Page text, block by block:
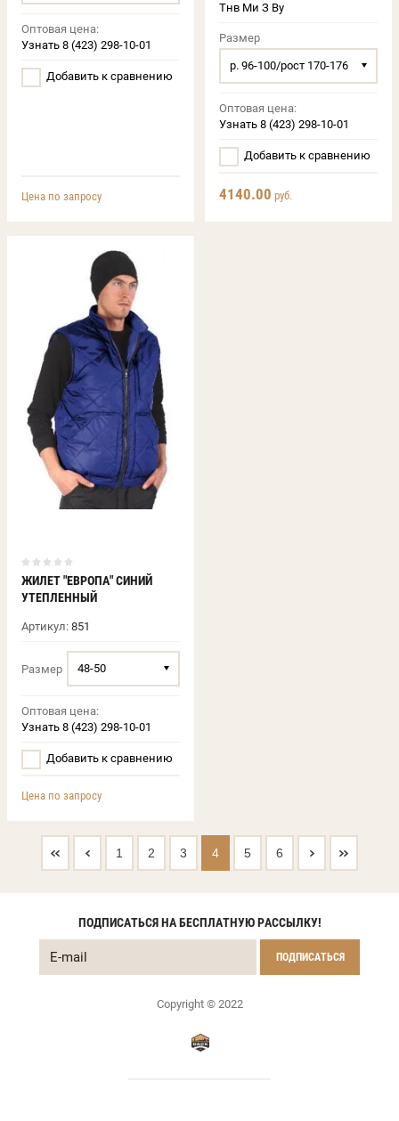
Оптовая цена:
Узнать 8 (423) 298-10-01
Добавить к сравнению
Цена по запросу
Тнв Ми З Ву
Размер
р. 96-100/рост 170-176
Оптовая цена:
Узнать 8 (423) 298-10-01
Добавить к сравнению
4140.00 руб.
ЖИЛЕТ "ЕВРОПА" СИНИЙ
УТЕПЛЕННЫЙ
Артикул: 851
Размер 48-50
Оптовая цена:
Узнать 8 (423) 298-10-01
Добавить к сравнению
Цена по запросу
1 2 3 4 5 6
ПОДПИСАТЬСЯ НА БЕСПЛАТНУЮ РАССЫЛКУ!
ПОДПИСАТЬСЯ
Copyright © 2022